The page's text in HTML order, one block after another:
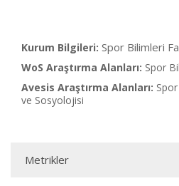
Kurum Bilgileri: Spor Bilimleri
WoS Araştırma Alanları: Spor
Avesis Araştırma Alanları:
ve Sosyolojisi
Metrikler